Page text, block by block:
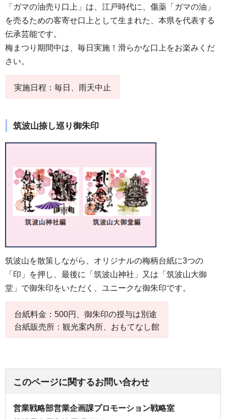
「ガマの油売り口上」は、江戸時代に、傷薬「ガマの油」
を売るための客寄せ口上として生まれた、本県を代表する
伝承芸能です。
梅まつり期間中は、毎日実施！滑らかな口上をお楽みくだ
さい。
実施日程：毎日、雨天中止
筑波山捺し巡り御朱印
筑波山を散策しながら、オリジナルの梅柄台紙に3つの
「印」を押し、最後に「筑波山神社」又は「筑波山大御
堂」で御朱印をいただく、ユニークな御朱印です。
台紙料金：500円、御朱印の授与は別途
台紙販売所：観光案内所、おもてなし館
このページに関するお問い合わせ
営業戦略部営業企画課プロモーション戦略室